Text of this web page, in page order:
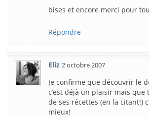
bises et encore merci pour
Répondre
Eliz 2 octobre 2007
Je confirme que découvrir le
c’est déjà un plaisir mais
de ses récettes (en la citant!)
mieux!